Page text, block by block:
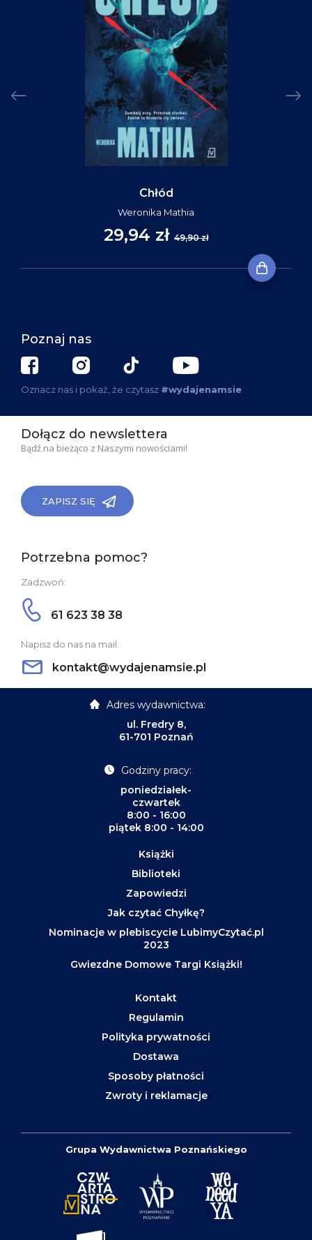
Chłód
Weronika Mathia
29,94 zł 49,90 zł
Poznaj nas
Oznacz nas i pokaż, że czytasz #wydajenamsie
Dołącz do newslettera
Bądź na bieżąco z Naszymi nowościami!
ZAPISZ SIĘ
Potrzebna pomoc?
Zadzwoń:
61 623 38 38
Napisz do nas na mail:
kontakt@wydajenamsie.pl
Adres wydawnictwa:
ul. Fredry 8,
61-701 Poznań
Godziny pracy:
poniedziałek-
czwartek
8:00 - 16:00
piątek 8:00 - 14:00
Książki
Biblioteki
Zapowiedzi
Jak czytać Chyłkę?
Nominacje w plebiscycie LubimyCzytać.pl
2023
Gwiezdne Domowe Targi Książki!
Kontakt
Regulamin
Polityka prywatności
Dostawa
Sposoby płatności
Zwroty i reklamacje
Grupa Wydawnictwa Poznańskiego